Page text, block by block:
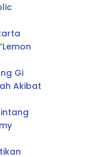
Gi
Akibat